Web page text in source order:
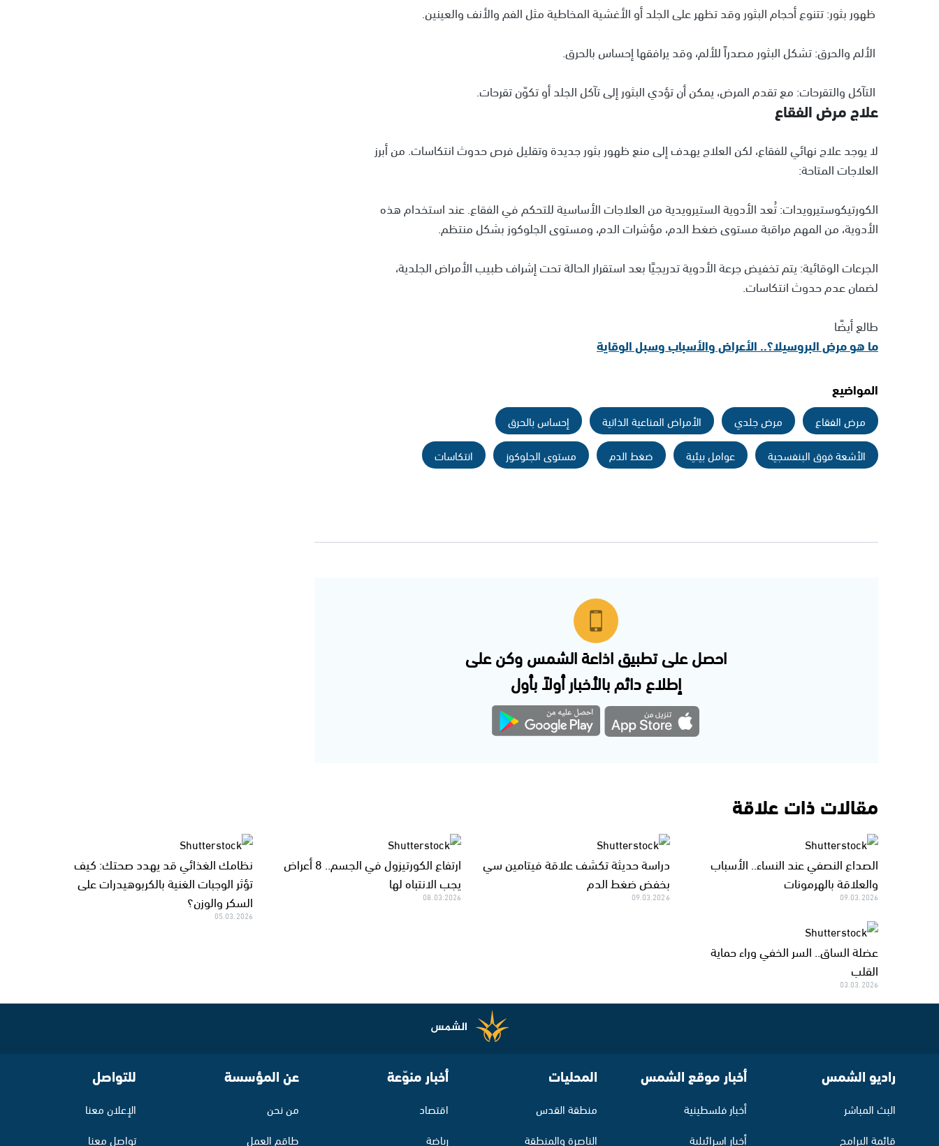
ظهور بثور: تتنوع أحجام البثور وقد تظهر على الجلد أو الأغشية المخاطية مثل الفم والأنف والعينين.
الألم والحرق: تشكل البثور مصدراً للألم، وقد يرافقها إحساس بالحرق.
التآكل والتقرحات: مع تقدم المرض، يمكن أن تؤدي البثور إلى تآكل الجلد أو تكوّن تقرحات.
علاج مرض الفقاع
لا يوجد علاج نهائي للفقاع، لكن العلاج يهدف إلى منع ظهور بثور جديدة وتقليل فرص حدوث انتكاسات. من أبرز
العلاجات المتاحة:
الكورتيكوستيرويدات: تُعد الأدوية الستيرويدية من العلاجات الأساسية للتحكم في الفقاع. عند استخدام هذه
الأدوية، من المهم مراقبة مستوى ضغط الدم، مؤشرات الدم، ومستوى الجلوكوز بشكل منتظم.
الجرعات الوقائية: يتم تخفيض جرعة الأدوية تدريجيًا بعد استقرار الحالة تحت إشراف طبيب الأمراض الجلدية،
لضمان عدم حدوث انتكاسات.
طالع أيضًا
ما هو مرض البروسيلا؟.. الأعراض والأسباب وسبل الوقاية
المواضيع
مرض الفقاع مرض جلدي الأمراض المناعية الذاتية
إحساس بالحرق
الأشعة فوق البنفسجية
عوامل بيئية ضغط الدم مستوى الجلوكوز انتكاسات
احصل على تطبيق اذاعة الشمس وكن على
إطلاع دائم بالأخبار أولاً بأول
مقالات ذات علاقة
الصداع النصفي عند النساء.. الأسباب
والعلاقة بالهرمونات
09.03.2026
دراسة حديثة تكشف علاقة فيتامين سي
بخفض ضغط الدم
09.03.2026
ارتفاع الكورتيزول في الجسم.. 8 أعراض
يجب الانتباه لها
08.03.2026
نظامك الغذائي قد يهدد صحتك: كيف
تؤثر الوجبات الغنية بالكربوهيدرات على
السكر والوزن؟
05.03.2026
عضلة الساق.. السر الخفي وراء حماية
القلب
03.03.2026
راديو الشمس
البث المباشر
قائمة البرامج
أخبار موقع الشمس
أخبار فلسطينية
أخبار اسرائيلية
المحليات
منطقة القدس
الناصرة والمنطقة
أخبار منوّعة
اقتصاد
رياضة
عن المؤسسة
من نحن
طاقم العمل
للتواصل
الإعلان معنا
تواصل معنا